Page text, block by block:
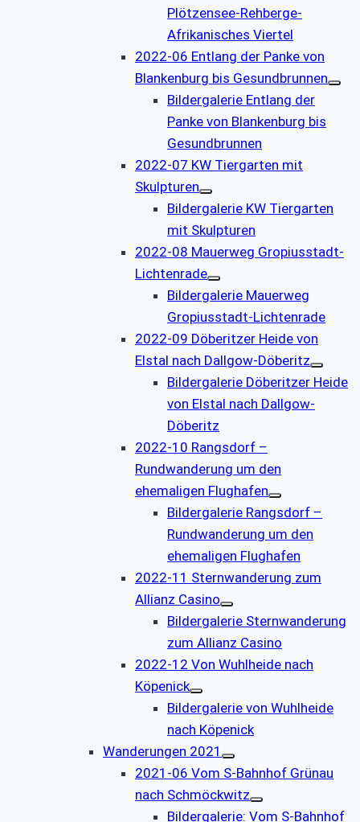
Plötzensee-Rehberge-
Afrikanisches Viertel
2022-06 Entlang der Panke von
Blankenburg bis Gesundbrunnen
Bildergalerie Entlang der
Panke von Blankenburg bis
Gesundbrunnen
2022-07 KW Tiergarten mit
Skulpturen
Bildergalerie KW Tiergarten
mit Skulpturen
2022-08 Mauerweg Gropiusstadt-
Lichtenrade
Bildergalerie Mauerweg
Gropiusstadt-Lichtenrade
2022-09 Döberitzer Heide von
Elstal nach Dallgow-Döberitz
Bildergalerie Döberitzer Heide
von Elstal nach Dallgow-
Döberitz
2022-10 Rangsdorf –
Rundwanderung um den
ehemaligen Flughafen
Bildergalerie Rangsdorf –
Rundwanderung um den
ehemaligen Flughafen
2022-11 Sternwanderung zum
Allianz Casino
Bildergalerie Sternwanderung
zum Allianz Casino
2022-12 Von Wuhlheide nach
Köpenick
Bildergalerie von Wuhlheide
nach Köpenick
Wanderungen 2021
2021-06 Vom S-Bahnhof Grünau
nach Schmöckwitz
Bildergalerie: Vom S-Bahnhof